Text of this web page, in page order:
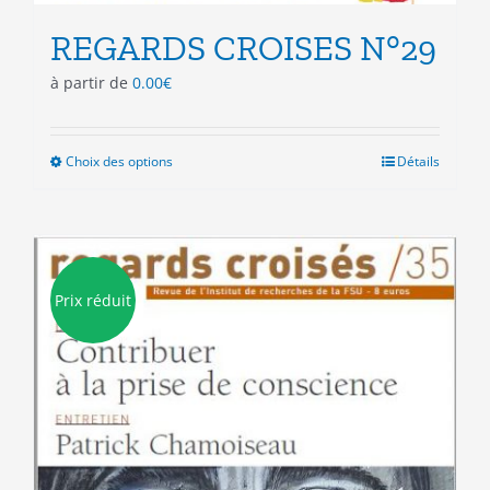
REGARDS CROISES N°29
à partir de 0.00€
Choix des optionsCe
plusieurs
variations.
Les
options
être
choisies
la
page
du
Détails
Prix réduit